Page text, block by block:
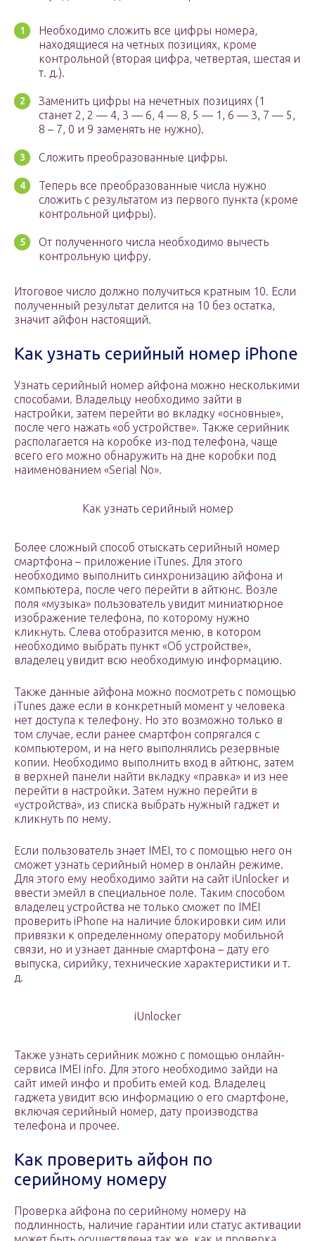
Необходимо сложить все цифры номера,
находящиеся на четных позициях, кроме
контрольной (вторая цифра, четвертая, шестая и
т. д.).
Заменить цифры на нечетных позициях (1
станет 2, 2 — 4, 3 — 6, 4 — 8, 5 — 1, 6 — 3, 7 — 5,
8 – 7, 0 и 9 заменять не нужно).
Сложить преобразованные цифры.
Теперь все преобразованные числа нужно
сложить с результатом из первого пункта (кроме
контрольной цифры).
От полученного числа необходимо вычесть
контрольную цифру.
Итоговое число должно получиться кратным 10. Если
полученный результат делится на 10 без остатка,
значит айфон настоящий.
Как узнать серийный номер iPhone
Узнать серийный номер айфона можно несколькими
способами. Владельцу необходимо зайти в
настройки, затем перейти во вкладку «основные»,
после чего нажать «об устройстве». Также серийник
располагается на коробке из-под телефона, чаще
всего его можно обнаружить на дне коробки под
наименованием «Serial No».
Как узнать серийный номер
Более сложный способ отыскать серийный номер
смартфона – приложение iTunes. Для этого
необходимо выполнить синхронизацию айфона и
компьютера, после чего перейти в айтюнс. Возле
поля «музыка» пользователь увидит миниатюрное
изображение телефона, по которому нужно
кликнуть. Слева отобразится меню, в котором
необходимо выбрать пункт «Об устройстве»,
владелец увидит всю необходимую информацию.
Также данные айфона можно посмотреть с помощью
iTunes даже если в конкретный момент у человека
нет доступа к телефону. Но это возможно только в
том случае, если ранее смартфон сопрягался с
компьютером, и на него выполнялись резервные
копии. Необходимо выполнить вход в айтюнс, затем
в верхней панели найти вкладку «правка» и из нее
перейти в настройки. Затем нужно перейти в
«устройства», из списка выбрать нужный гаджет и
кликнуть по нему.
Если пользователь знает IMEI, то с помощью него он
сможет узнать серийный номер в онлайн режиме.
Для этого ему необходимо зайти на сайт iUnlocker и
ввести эмейл в специальное поле. Таким способом
владелец устройства не только сможет по IMEI
проверить iPhone на наличие блокировки сим или
привязки к определенному оператору мобильной
связи, но и узнает данные смартфона – дату его
выпуска, сирийку, технические характеристики и т.
д.
iUnlocker
Также узнать серийник можно с помощью онлайн-
сервиса IMEI info. Для этого необходимо зайди на
сайт имей инфо и пробить емей код. Владелец
гаджета увидит всю информацию о его смартфоне,
включая серийный номер, дату производства
телефона и прочее.
Как проверить айфон по
серийному номеру
Проверка айфона по серийному номеру на
подлинность, наличие гарантии или статус активации